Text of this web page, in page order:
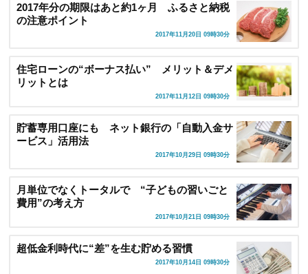
2017年分の期限はあと約1ヶ月 ふるさと納税
の注意ポイント
2017年11月20日 09時30分
住宅ローンの“ボーナス払い” メリット＆デメ
リットとは
2017年11月12日 09時30分
貯蓄専用口座にも ネット銀行の「自動入金サ
ービス」活用法
2017年10月29日 09時30分
月単位でなくトータルで “子どもの習いごと
費用”の考え方
2017年10月21日 09時30分
超低金利時代に“差”を生む貯める習慣
2017年10月14日 09時30分